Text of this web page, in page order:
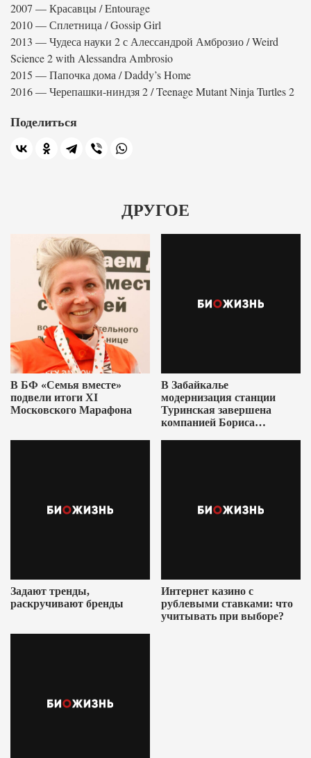
2007 — Красавцы / Entourage
2010 — Сплетница / Gossip Girl
2013 — Чудеса науки 2 с Алессандрой Амброзио / Weird
Science 2 with Alessandra Ambrosio
2015 — Папочка дома / Daddy’s Home
2016 — Черепашки-ниндзя 2 / Teenage Mutant Ninja Turtles 2
Поделиться
ДРУГОЕ
В БФ «Семья вместе»
подвели итоги XI
Московского Марафона
В Забайкалье
модернизация станции
Туринская завершена
компанией Бориса
Задают тренды,
раскручивают бренды
Интернет казино с
рублевыми ставками: что
учитывать при выборе?